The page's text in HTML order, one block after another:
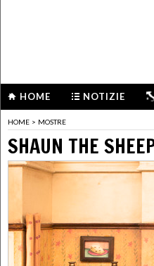
HOME NOTIZIE
HOME > MOSTRE
SHAUN THE